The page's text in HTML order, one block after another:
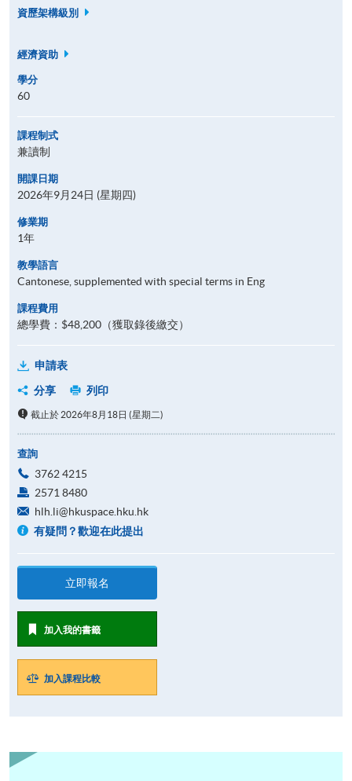
資歷架構級別
經濟資助
學分
60
課程制式
兼讀制
開課日期
2026年9月24日 (星期四)
修業期
1年
教學語言
Cantonese, supplemented with special terms in Eng
課程費用
總學費：$48,200（獲取錄後繳交）
申請表
分享
列印
截止於 2026年8月18日 (星期二)
查詢
3762 4215
2571 8480
hlh.li@hkuspace.hku.hk
有疑問？歡迎在此提出
立即報名
加入我的書籤
加入課程比較